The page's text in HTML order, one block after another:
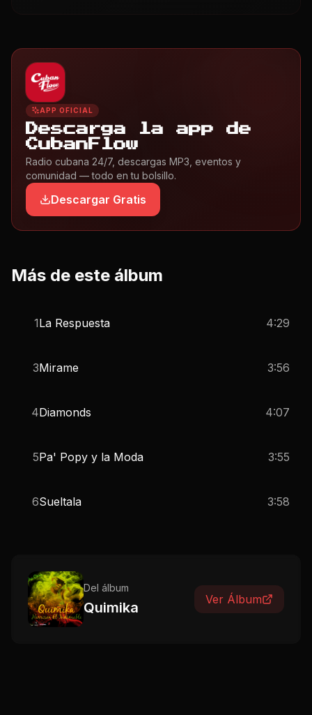
APP OFICIAL
Descarga la app de
CubanFlow
Radio cubana 24/7, descargas MP3, eventos y
comunidad — todo en tu bolsillo.
Descargar Gratis
Más de este álbum
1La Respuesta 4:29
3Mirame 3:56
4Diamonds 4:07
5Pa' Popy y la Moda 3:55
6Sueltala 3:58
Del álbum
Quimika Ver Álbum